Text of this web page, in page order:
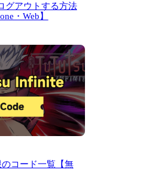
グアウトする方法
・Web】
コード一覧【無